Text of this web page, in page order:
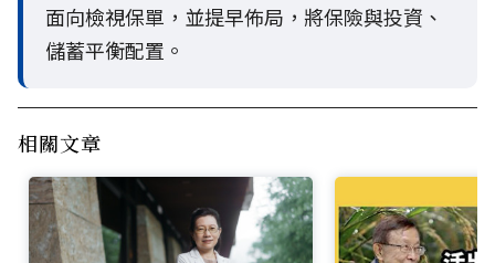
面向檢視保單，並提早佈局，將保險與投資、
儲蓄平衡配置。
相關文章